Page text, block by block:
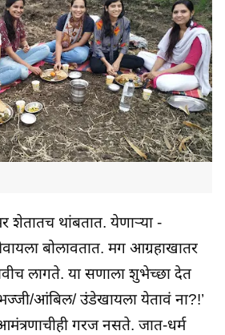
शेतातच थांबतात. येणार्‍या -
बोलावतात. मग आग्रहाखातर
लागते. या सणाला शुभेच्छा देत
आंबिल/ उंडेखायला येतावं ना?!’
गरज नसते. जात-धर्म